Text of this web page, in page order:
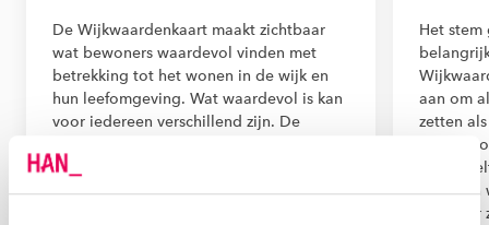
De Wijkwaardenkaart maakt zichtbaar
wat bewoners waardevol vinden met
betrekking tot het wonen in de wijk en
hun leefomgeving. Wat waardevol is kan
voor iedereen verschillend zijn. De
en initiatieven waardevol zijn vanuit het
perspectief van bewoners. En er ontstaat
Het stem
aan om
zetten
van
kiezen
vertellen
geven